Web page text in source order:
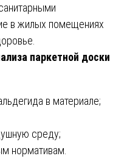
в жилых помещениях
паркетной доски
в материале;
среду;
нормативам.